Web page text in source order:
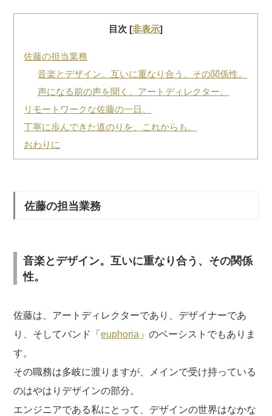
目次[非表示]
佐藤の担当業務
音楽とデザイン。互いに重なり合う、その関係性。
声になる前の声を聞く、アートディレクター。
リモートワークな佐藤の一日。
丁寧に歩んできた道のりを、これからも。
おわりに
佐藤の担当業務
音楽とデザイン。互いに重なり合う、その関係
性。
佐藤は、アートディレクターであり、デザイナーであ
り、そしてバンド「euphoria 」のベーシストでもありま
す。
その職務は多岐に渡りますが、メインで受け持っている
のはやはりデザインの部分。
エンジニアである私にとって、デザインの世界はなかな